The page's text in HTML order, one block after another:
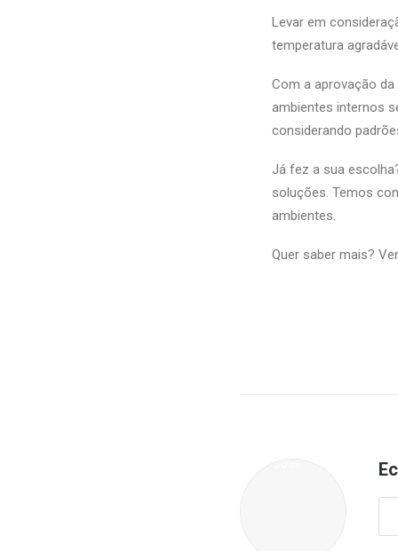
Levar em
temperatura
Com a aprovação
ambientes internos
considerando
Já fez a sua
soluções. Temos
ambientes.
Quer saber mais?